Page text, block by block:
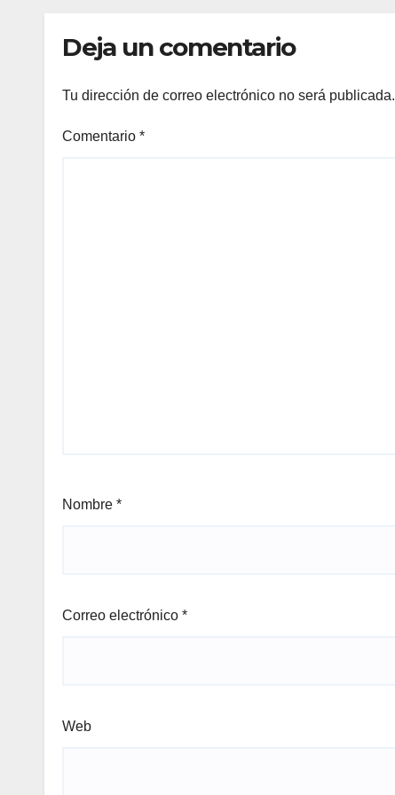
Deja un comentario
Tu dirección de correo electrónico no será publicada.
Comentario *
Nombre *
Correo electrónico *
Web